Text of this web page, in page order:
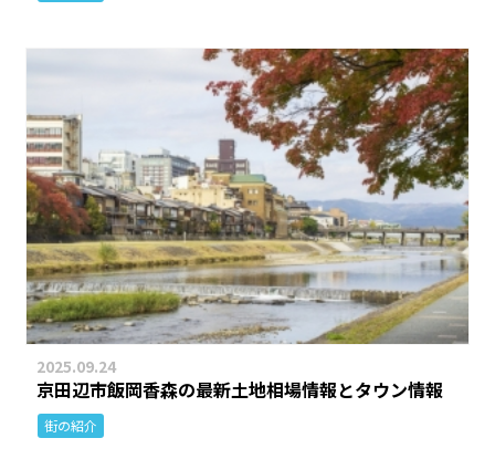
2025.09.24
京田辺市飯岡香森の最新土地相場情報とタウン情報
街の紹介